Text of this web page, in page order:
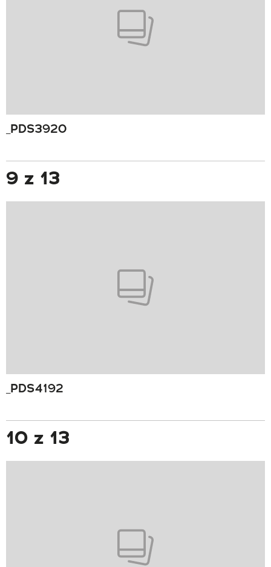
_PDS3920
9 z 13
_PDS4192
10 z 13